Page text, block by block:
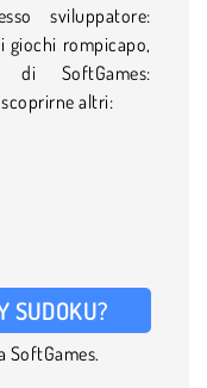
sviluppatore:
giochi rompicapo,
SoftGames:
altri:
SUDOKU?
SoftGames.